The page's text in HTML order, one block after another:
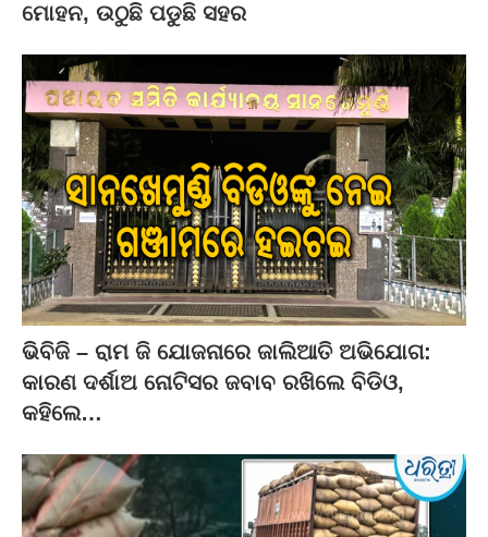
ମୋହନ, ଉଠୁଛି ପଡୁଛି ସହର
ଭିବିଜି – ରାମ ଜି ଯୋଜନାରେ ଜାଲିଆତି ଅଭିଯୋଗ:
କାରଣ ଦର୍ଶାଅ ନୋଟିସର ଜବାବ ରଖିଲେ ବିଡିଓ,
କହିଲେ…